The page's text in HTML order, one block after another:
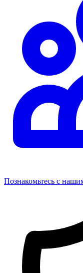
Познакомьтесь с